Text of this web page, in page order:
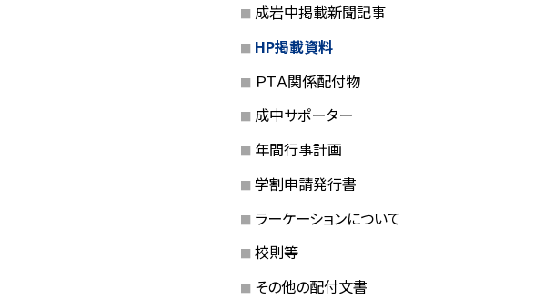
成岩中掲載新聞記事
HP掲載資料
ＰＴＡ関係配付物
成中サポーター
年間行事計画
学割申請発行書
ラーケーションについて
校則等
その他の配付文書